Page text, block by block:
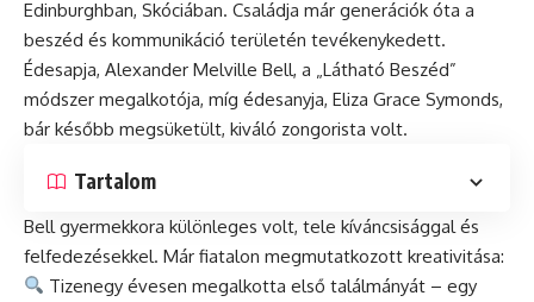
Edinburghban, Skóciában. Családja már generációk óta a
beszéd és kommunikáció területén tevékenykedett.
Édesapja, Alexander Melville Bell, a „Látható Beszéd”
módszer megalkotója, míg édesanyja, Eliza Grace Symonds,
bár később megsüketült, kiváló zongorista volt.
Tartalom
Bell gyermekkora különleges volt, tele kíváncsisággal és
felfedezésekkel. Már fiatalon megmutatkozott kreativitása:
Tizenegy évesen megalkotta első találmányát – egy